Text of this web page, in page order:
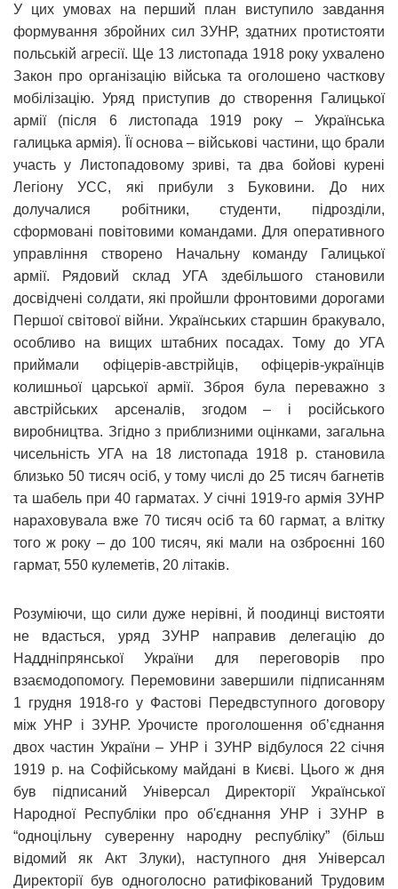
У цих умовах на перший план виступило завдання
формування збройних сил ЗУНР, здатних протистояти
польській агресії. Ще 13 листопада 1918 року ухвалено
Закон про організацію війська та оголошено часткову
мобілізацію. Уряд приступив до створення Галицької
армії (після 6 листопада 1919 року – Українська
галицька армія). Її основа – військові частини, що брали
участь у Листопадовому зриві, та два бойові курені
Легіону УСС, які прибули з Буковини. До них
долучалися робітники, студенти, підрозділи,
сформовані повітовими командами. Для оперативного
управління створено Начальну команду Галицької
армії. Рядовий склад УГА здебільшого становили
досвідчені солдати, які пройшли фронтовими дорогами
Першої світової війни. Українських старшин бракувало,
особливо на вищих штабних посадах. Тому до УГА
приймали офіцерів-австрійців, офіцерів-українців
колишньої царської армії. Зброя була переважно з
австрійських арсеналів, згодом – і російського
виробництва. Згідно з приблизними оцінками, загальна
чисельність УГА на 18 листопада 1918 р. становила
близько 50 тисяч осіб, у тому числі до 25 тисяч багнетів
та шабель при 40 гарматах. У січні 1919-го армія ЗУНР
нараховувала вже 70 тисяч осіб та 60 гармат, а влітку
того ж року – до 100 тисяч, які мали на озброєнні 160
гармат, 550 кулеметів, 20 літаків.
Розуміючи, що сили дуже нерівні, й поодинці вистояти
не вдасться, уряд ЗУНР направив делегацію до
Наддніпрянської України для переговорів про
взаємодопомогу. Перемовини завершили підписанням
1 грудня 1918-го у Фастові Передвступного договору
між УНР і ЗУНР. Урочисте проголошення об’єднання
двох частин України – УНР і ЗУНР відбулося 22 січня
1919 р. на Софійському майдані в Києві. Цього ж дня
був підписаний Універсал Директорії Української
Народної Республіки про об'єднання УНР і ЗУНР в
“одноцільну суверенну народну республіку” (більш
відомий як Акт Злуки), наступного дня Універсал
Директорії був одноголосно ратифікований Трудовим